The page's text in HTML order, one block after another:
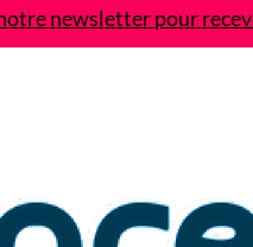
newsletter pour